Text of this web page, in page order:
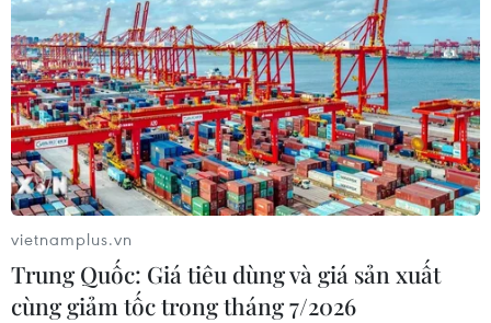
Festival ở Paris
Trong không gian đa sắc màu của
lễ hội văn hóa đại chúng châu Á,
đoàn Việt Nam đã để lại nhiều
dấu ấn bằng các hoạt động
quảng bá văn hóa, ẩm thực, nông
sản, áo dài và môn đá cầu.
(TTXVN/Vietnam+)
vietnamplus.vn
Trung Quốc: Giá tiêu dùng và giá sản xuất
cùng giảm tốc trong tháng 7/2026